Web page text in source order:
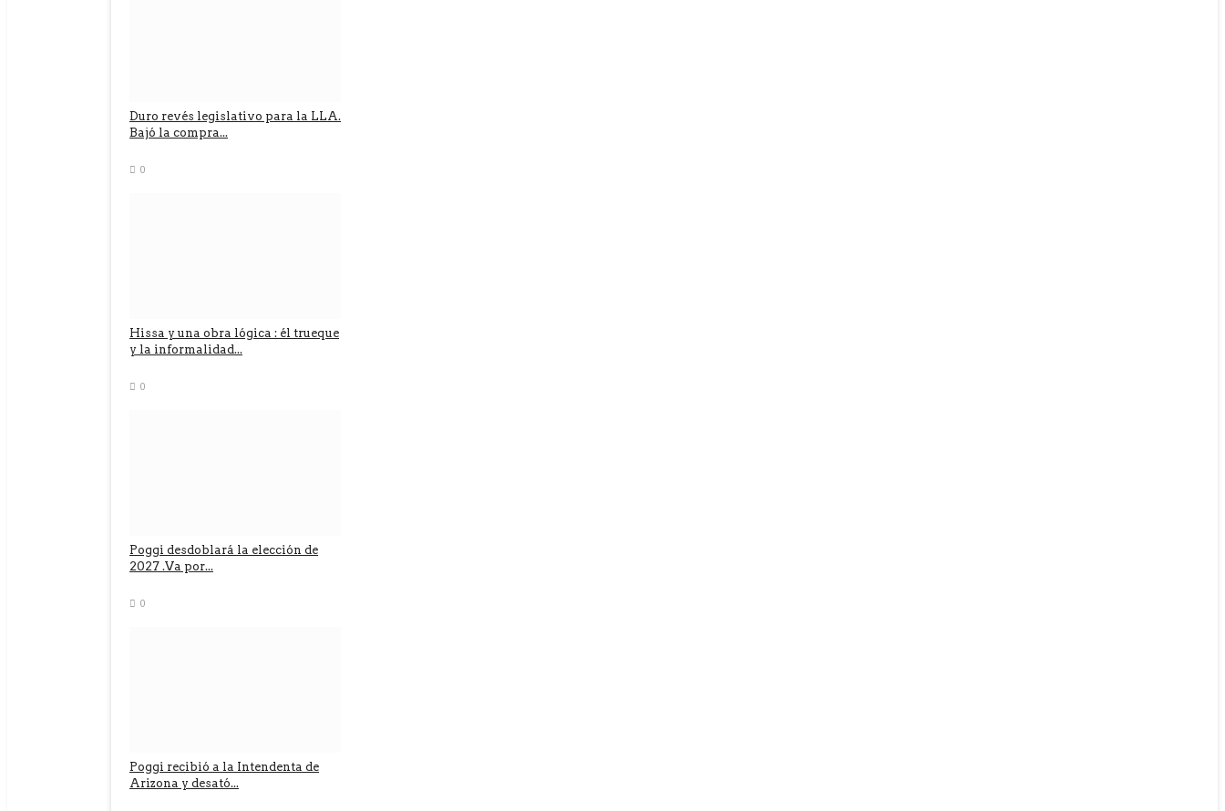
Duro revés legislativo para la LLA.
Bajó la compra...
0
Hissa y una obra lógica : él trueque
y la informalidad...
0
Poggi desdoblará la elección de
2027 .Va por...
0
Poggi recibió a la Intendenta de
Arizona y desató...